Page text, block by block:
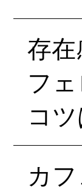
存
フ
コ
カ